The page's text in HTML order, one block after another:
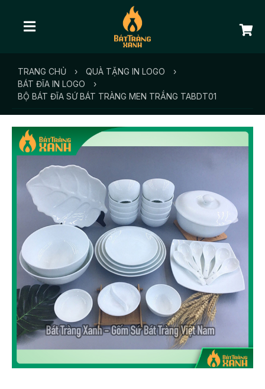
TRANG CHỦ › QUÀ TẶNG IN LOGO
›
BÁT ĐĨA IN LOGO
›
BỘ BÁT ĐĨA SỨ BÁT TRÀNG MEN TRẮNG TABDT01